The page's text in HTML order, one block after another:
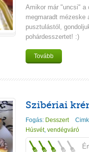
Amikor már "uncsi" a
megmaradt mézeske
pusztulástól,
pohárdesszertet! :)
Tovább
Szibériai
Fogás: Desszert
Húsvét, vendégváró